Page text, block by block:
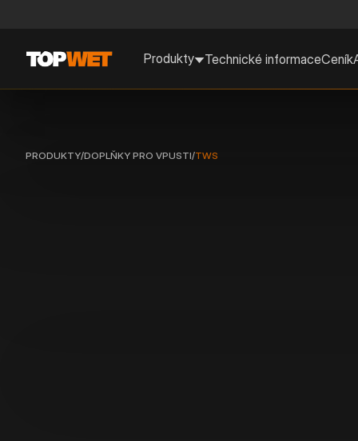
Produkty Technické informaceCeník
PRODUKTY/DOPLŇKY PRO VPUSTI/TWS